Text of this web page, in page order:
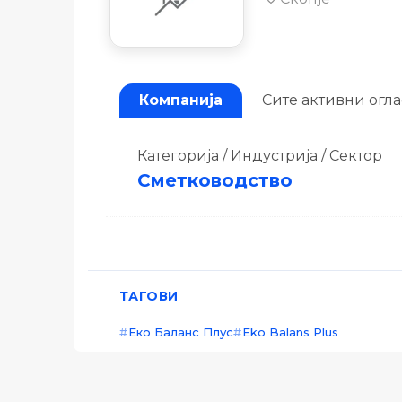
Компанија Сите активни
Категорија / Индустрија / Сектор
Сметководство
ТАГОВИ
Еко Баланс Плус Eko Balans Plus